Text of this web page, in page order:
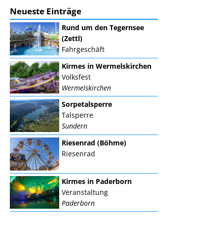
Neueste Einträge
Rund um den Tegernsee
(Zettl)
Fahrgeschäft
Kirmes in Wermelskirchen
Volksfest
Wermelskirchen
Sorpetalsperre
Talsperre
Sundern
Riesenrad (Böhme)
Riesenrad
Kirmes in Paderborn
Veranstaltung
Paderborn